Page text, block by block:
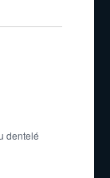
dentelé